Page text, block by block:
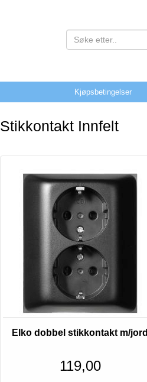
Kjøpsbetingelser
Stikkontakt Innfelt
Elko dobbel stikkontakt m/jord
119,00